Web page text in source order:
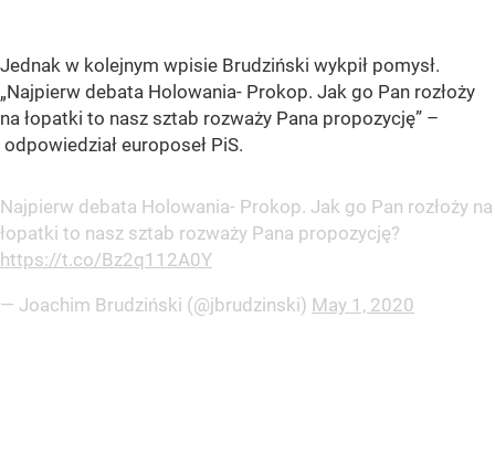
Jednak w kolejnym wpisie Brudziński wykpił pomysł.
„Najpierw debata Holowania- Prokop. Jak go Pan rozłoży
na łopatki to nasz sztab rozważy Pana propozycję” –
odpowiedział europoseł PiS.
Najpierw debata Holowania- Prokop. Jak go Pan rozłoży na
łopatki to nasz sztab rozważy Pana propozycję?
https://t.co/Bz2q112A0Y
— Joachim Brudziński (@jbrudzinski) May 1, 2020